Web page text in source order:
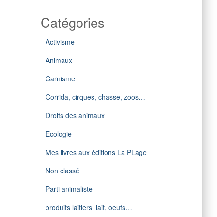
Catégories
Activisme
Animaux
Carnisme
Corrida, cirques, chasse, zoos…
Droits des animaux
Ecologie
Mes livres aux éditions La PLage
Non classé
Parti animaliste
produits laitiers, lait, oeufs…